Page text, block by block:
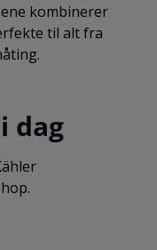
kombinerer
til alt fra
dag